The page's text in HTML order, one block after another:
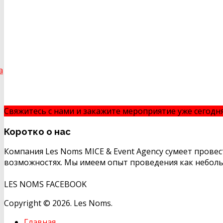
Свяжитесь с нами и закажите мероприятие уже
Коротко о нас
Компания Les Noms MICE & Event Agency сумеет
возможностях. Мы имеем опыт проведения как
LES NOMS FACEBOOK
Copyright © 2026. Les Noms.